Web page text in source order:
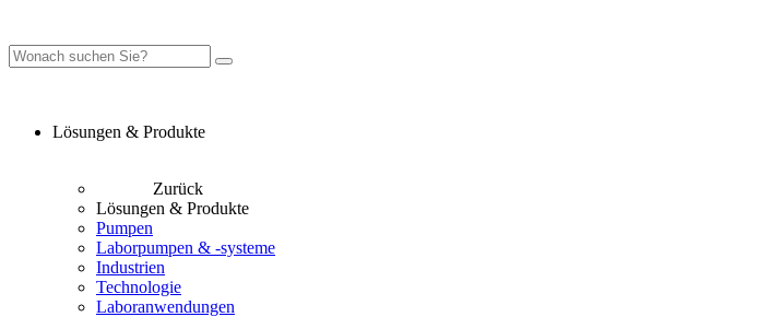
Lösungen & Produkte
Zurück
Lösungen & Produkte
Pumpen
Laborpumpen & -systeme
Industrien
Technologie
Laboranwendungen